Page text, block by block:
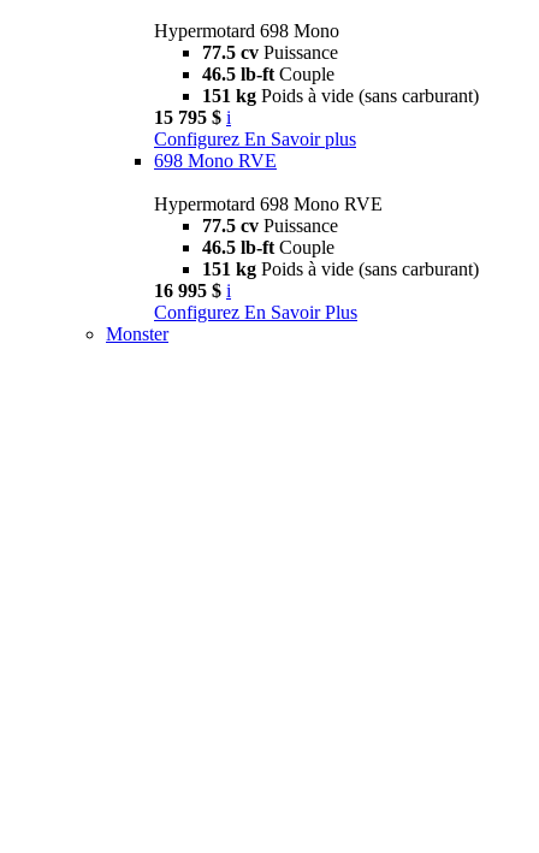
Hypermotard 698 Mono
77.5 cv Puissance
46.5 lb-ft Couple
151 kg Poids à vide (sans carburant)
15 795 $ i
Configurez En Savoir plus
698 Mono RVE
Hypermotard 698 Mono RVE
77.5 cv Puissance
46.5 lb-ft Couple
151 kg Poids à vide (sans carburant)
16 995 $ i
Configurez En Savoir Plus
Monster